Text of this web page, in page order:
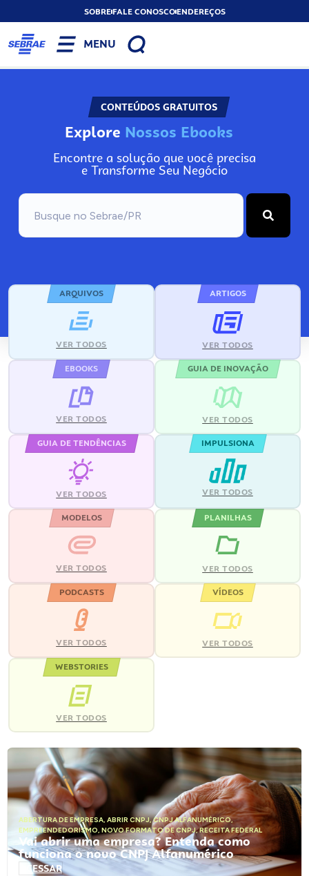
SOBREFALE CONOSCOENDEREÇOS
MENU
CONTEÚDOS GRATUITOS
Explore N
Encontre a solução que você precisa
e Transforme Seu Negócio
ARQUIVOS
VER TODOS
ARTIGOS
VER TODOS
EBOOKS
VER TODOS
GUIA DE INOVAÇÃO
VER TODOS
GUIA DE TENDÊNCIAS
VER TODOS
IMPULSIONA
VER TODOS
MODELOS
VER TODOS
PLANILHAS
VER TODOS
PODCASTS
VER TODOS
VÍDEOS
VER TODOS
WEBSTORIES
VER TODOS
ABERTURA DE EMPRESA, ABRIR CNPJ,CNPJ ALFANUMÉRICO,
EMPREENDEDORISMO, NOVO FORMATO DE CNPJ,RECEITA FEDERAL
Vai abrir uma empresa? Entenda como
funciona o novo CNPJ Alfanumérico
ACESSAR